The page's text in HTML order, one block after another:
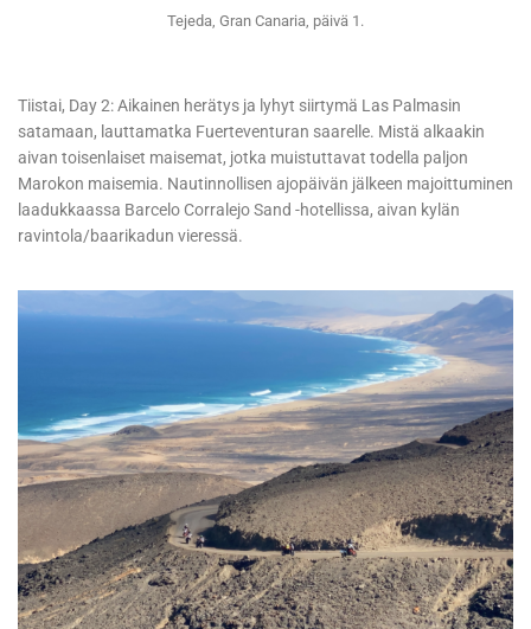
Tejeda, Gran Canaria, päivä 1.
Tiistai, Day 2: Aikainen herätys ja lyhyt siirtymä Las Palmasin
satamaan, lauttamatka Fuerteventuran saarelle. Mistä alkaakin
aivan toisenlaiset maisemat, jotka muistuttavat todella paljon
Marokon maisemia. Nautinnollisen ajopäivän jälkeen majoittuminen
laadukkaassa Barcelo Corralejo Sand -hotellissa, aivan kylän
ravintola/baarikadun vieressä.